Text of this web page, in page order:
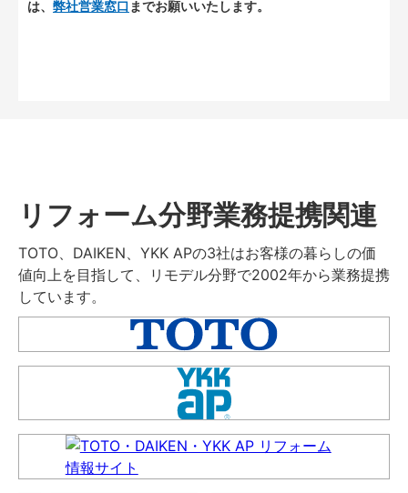
は、 弊社営業窓口 までお願いいたします。
リフォーム分野業務提携関連
TOTO、DAIKEN、YKK APの3社はお客様の暮らしの価
値向上を目指して、リモデル分野で2002年から業務提携
しています。